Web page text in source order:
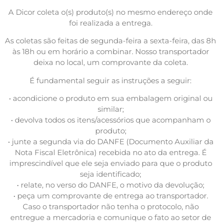
A Dicor coleta o(s) produto(s) no mesmo endereço onde
foi realizada a entrega.
As coletas são feitas de segunda-feira a sexta-feira, das 8h
às 18h ou em horário a combinar. Nosso transportador
deixa no local, um comprovante da coleta.
É fundamental seguir as instruções a seguir:
• acondicione o produto em sua embalagem original ou
similar;
• devolva todos os itens/acessórios que acompanham o
produto;
• junte a segunda via do DANFE (Documento Auxiliar da
Nota Fiscal Eletrônica) recebida no ato da entrega. É
imprescindível que ele seja enviado para que o produto
seja identificado;
• relate, no verso do DANFE, o motivo da devolução;
• peça um comprovante de entrega ao transportador.
Caso o transportador não tenha o protocolo, não
entregue a mercadoria e comunique o fato ao setor de